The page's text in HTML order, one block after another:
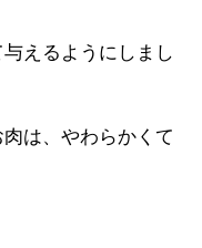
えるようにしまし
は、やわらかくて